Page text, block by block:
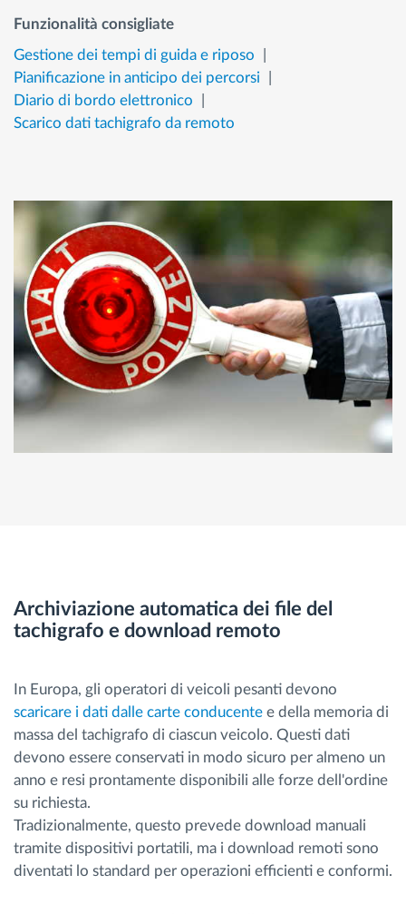
Funzionalità consigliate
Gestione dei tempi di guida e riposo
Pianificazione in anticipo dei percorsi
Diario di bordo elettronico
Scarico dati tachigrafo da remoto
Archiviazione automatica dei file del
tachigrafo e download remoto
In Europa, gli operatori di veicoli pesanti devono
scaricare i dati dalle carte conducente e della memoria di
massa del tachigrafo di ciascun veicolo. Questi dati
devono essere conservati in modo sicuro per almeno un
anno e resi prontamente disponibili alle forze dell'ordine
su richiesta.
Tradizionalmente, questo prevede download manuali
tramite dispositivi portatili, ma i download remoti sono
diventati lo standard per operazioni efficienti e conformi.